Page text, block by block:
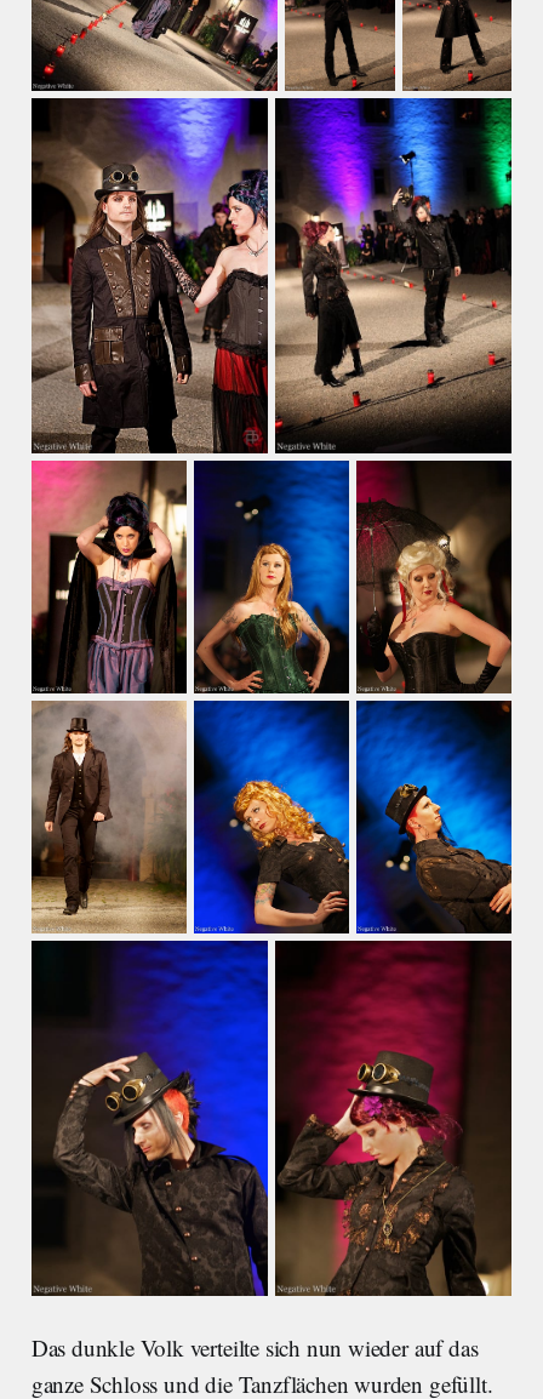
Das dunkle Volk verteilte sich nun wieder auf das
ganze Schloss und die Tanzflächen wurden gefüllt.